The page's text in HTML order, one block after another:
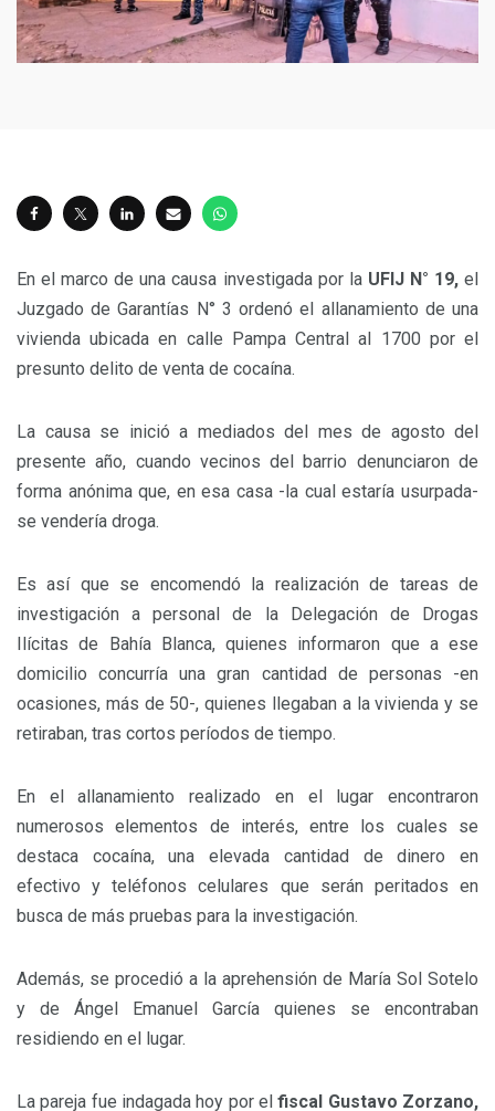
En el marco de una causa investigada por la UFIJ N° 19,el
Juzgado de Garantías N° 3 ordenó el allanamiento de una
vivienda ubicada en calle Pampa Central al 1700 por el
presunto delito de venta de cocaína.
La causa se inició a mediados del mes de agosto del
presente año, cuando vecinos del barrio denunciaron de
forma anónima que, en esa casa -la cual estaría usurpada-
se vendería droga.
Es así que se encomendó la realización de tareas de
investigación a personal de la Delegación de Drogas
Ilícitas de Bahía Blanca, quienes informaron que a ese
domicilio concurría una gran cantidad de personas -en
ocasiones, más de 50-, quienes llegaban a la vivienda y se
retiraban, tras cortos períodos de tiempo.
En el allanamiento realizado en el lugar encontraron
numerosos elementos de interés, entre los cuales se
destaca cocaína, una elevada cantidad de dinero en
efectivo y teléfonos celulares que serán peritados en
busca de más pruebas para la investigación.
Además, se procedió a la aprehensión de María Sol Sotelo
y de Ángel Emanuel García quienes se encontraban
residiendo en el lugar.
La pareja fue indagada hoy por el fiscal Gustavo Zorzano,